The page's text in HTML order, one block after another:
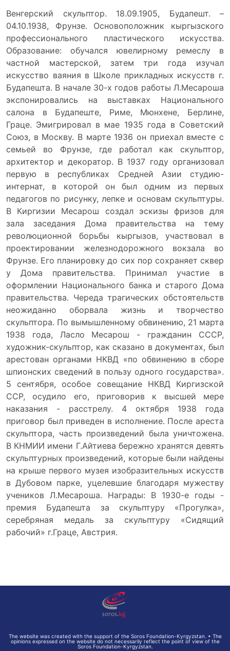
Венгерский скульптор. 18.09.1905, Будапешт. –
04.10.1938, Фрунзе. Основоположник кыргызского
профессионального пластического искусства.
Образование: обучался ювелирному ремеслу в
частной мастерской, затем три года изучал
искусство ваяния в Школе прикладных искусств г.
Будапешта. В начале 30-х годов работы Л.Месароша
экспонировались на выставках Национального
салона в Будапеште, Риме, Мюнхене, Берлине,
Граце. Эмигрировал в мае 1935 года в Советский
Союз, в Москву. В марте 1936 он приехал вместе с
семьей во Фрунзе, где работал как скульптор,
архитектор и декоратор. В 1937 году организовал
первую в республиках Средней Азии студию-
интернат, в которой он был одним из первых
педагогов по рисунку, лепке и основам скульптуры.
В Киргизии Месарош создал эскизы фризов для
зала заседания Дома правительства на тему
революционной борьбы кыргызов, участвовал в
проектировании железнодорожного вокзала во
Фрунзе. Его планировку до сих пор сохраняет сквер
у Дома правительства. Принимал участие в
оформлении Национального банка и старого Дома
правительства. Череда трагических обстоятельств
неожиданно оборвала жизнь и творчество
скульптора. По вымышленному обвинению, 21 марта
1938 года, Ласло Месарош - гражданин СССР,
художник-скульптор, как сказано в документах, был
арестован органами НКВД «по обвинению в сборе
шпионских сведений в пользу одного государства».
5 сентября, особое совещание НКВД Киргизской
ССР, осудило его, приговорив к высшей мере
наказания - расстрелу. 4 октября 1938 года
приговор был приведен в исполнение. После ареста
скульптора, часть произведений была уничтожена.
В КНМИИ имени Г.Айтиева бережно хранятся девять
скульптурных произведений, которые были найдены
на крыше первого музея изобразительных искусств
в Дубовом парке, уцелевшие благодаря мужеству
учеников Л.Месароша. Награды: В 1930-е годы -
премия Будапешта за скульптуру «Прогулка»,
серебряная медаль за скульптуру «Сидящий
рабочий» г.Граце, Австрия.
The website was created with the support of the Soros Foundation-Kyrgyzstan. • The
opinions expressed on the website do not necessarily reflect the point of view of the
Soros Foundation-Kyrgyzstan.